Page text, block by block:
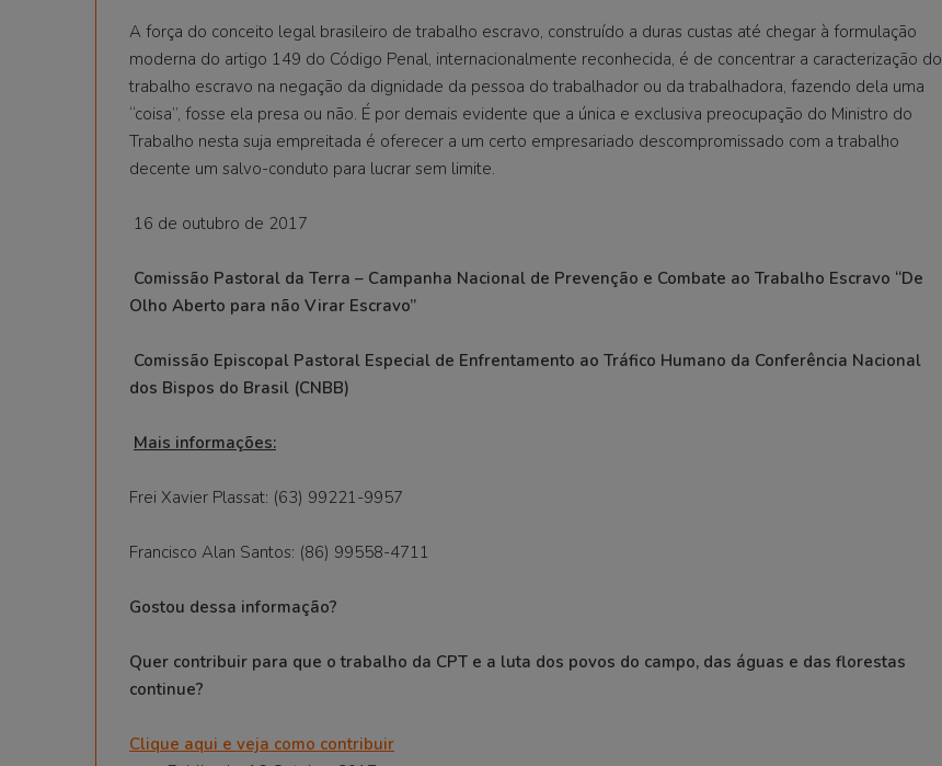
A força do conceito legal brasileiro de trabalho escravo, construído a duras custas até chegar à formulação
moderna do artigo 149 do Código Penal, internacionalmente reconhecida, é de concentrar a caracterização do
trabalho escravo na negação da dignidade da pessoa do trabalhador ou da trabalhadora, fazendo dela uma
“coisa”, fosse ela presa ou não. É por demais evidente que a única e exclusiva preocupação do Ministro do
Trabalho nesta suja empreitada é oferecer a um certo empresariado descompromissado com a trabalho
decente um salvo-conduto para lucrar sem limite.
16 de outubro de 2017
Comissão Pastoral da Terra – Campanha Nacional de Prevenção e Combate ao Trabalho Escravo “De
Olho Aberto para não Virar Escravo”
Comissão Episcopal Pastoral Especial de Enfrentamento ao Tráfico Humano da Conferência Nacional
dos Bispos do Brasil (CNBB)
Mais informações:
Frei Xavier Plassat: (63) 99221-9957
Francisco Alan Santos: (86) 99558-4711
Gostou dessa informação?
Quer contribuir para que o trabalho da CPT e a luta dos povos do campo, das águas e das florestas
continue?
Clique aqui e veja como contribuir